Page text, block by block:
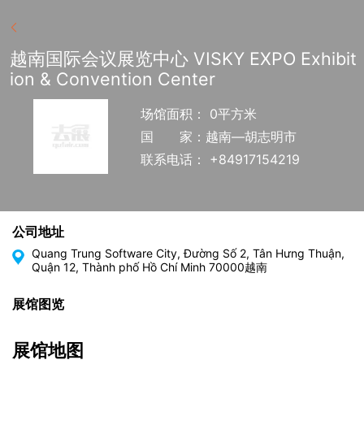
越南国际会议展览中心 VISKY EXPO Exhibit
ion & Convention Center
场馆面积： 0平方米
国
家：越南—胡志明市
联系电话： +84917154219
公司地址
Quang Trung Software City, Đường Số 2, Tân Hưng Thuận,
Quận 12, Thành phố Hồ Chí Minh 70000越南
展馆图览
展馆地图